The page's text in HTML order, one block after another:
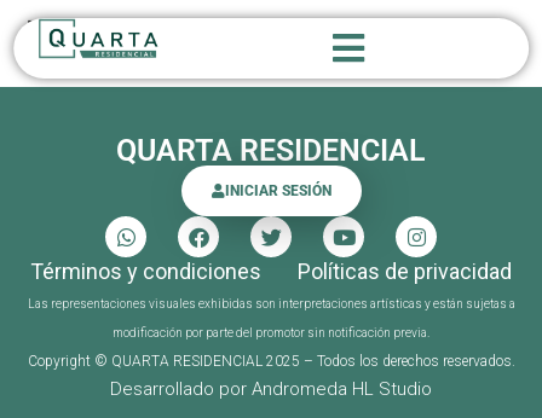
MODELOS
QUARTA RESIDENCIAL
INICIAR SESIÓN
Términos y condiciones Políticas de privacidad
Las representaciones visuales exhibidas son interpretaciones artísticas y están sujetas a
modificación por parte del promotor sin notificación previa.
Copyright © QUARTA RESIDENCIAL 2025 – Todos los derechos reservados.
Desarrollado por Andromeda HL Studio